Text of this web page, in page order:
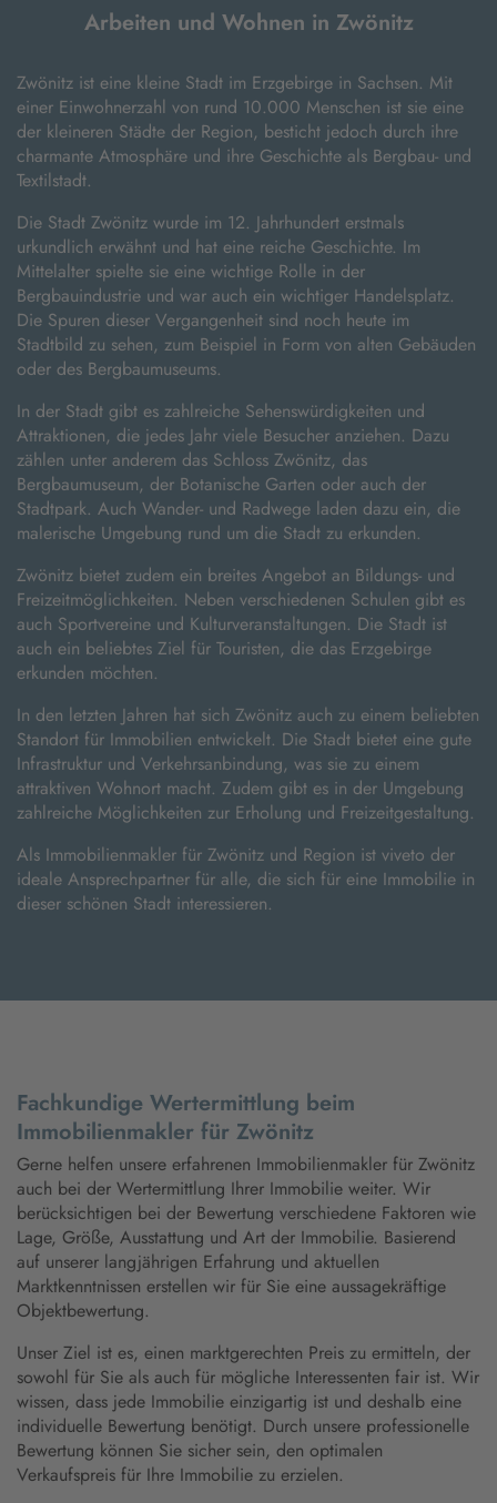
Arbeiten und Wohnen in Zwönitz
Zwönitz ist eine kleine Stadt im Erzgebirge in Sachsen. Mit
einer Einwohnerzahl von rund 10.000 Menschen ist sie eine
der kleineren Städte der Region, besticht jedoch durch ihre
charmante Atmosphäre und ihre Geschichte als Bergbau- und
Textilstadt.
Die Stadt Zwönitz wurde im 12. Jahrhundert erstmals
urkundlich erwähnt und hat eine reiche Geschichte. Im
Mittelalter spielte sie eine wichtige Rolle in der
Bergbauindustrie und war auch ein wichtiger Handelsplatz.
Die Spuren dieser Vergangenheit sind noch heute im
Stadtbild zu sehen, zum Beispiel in Form von alten Gebäuden
oder des Bergbaumuseums.
In der Stadt gibt es zahlreiche Sehenswürdigkeiten und
Attraktionen, die jedes Jahr viele Besucher anziehen. Dazu
zählen unter anderem das Schloss Zwönitz, das
Bergbaumuseum, der Botanische Garten oder auch der
Stadtpark. Auch Wander- und Radwege laden dazu ein, die
malerische Umgebung rund um die Stadt zu erkunden.
Zwönitz bietet zudem ein breites Angebot an Bildungs- und
Freizeitmöglichkeiten. Neben verschiedenen Schulen gibt es
auch Sportvereine und Kulturveranstaltungen. Die Stadt ist
auch ein beliebtes Ziel für Touristen, die das Erzgebirge
erkunden möchten.
In den letzten Jahren hat sich Zwönitz auch zu einem beliebten
Standort für Immobilien entwickelt. Die Stadt bietet eine gute
Infrastruktur und Verkehrsanbindung, was sie zu einem
attraktiven Wohnort macht. Zudem gibt es in der Umgebung
zahlreiche Möglichkeiten zur Erholung und Freizeitgestaltung.
Als Immobilienmakler für Zwönitz und Region ist viveto der
ideale Ansprechpartner für alle, die sich für eine Immobilie in
dieser schönen Stadt interessieren.
Fachkundige Wertermittlung beim
Immobilienmakler für Zwönitz
Gerne helfen unsere erfahrenen Immobilienmakler für Zwönitz
auch bei der Wertermittlung Ihrer Immobilie weiter. Wir
berücksichtigen bei der Bewertung verschiedene Faktoren wie
Lage, Größe, Ausstattung und Art der Immobilie. Basierend
auf unserer langjährigen Erfahrung und aktuellen
Marktkenntnissen erstellen wir für Sie eine aussagekräftige
Objektbewertung.
Unser Ziel ist es, einen marktgerechten Preis zu ermitteln, der
sowohl für Sie als auch für mögliche Interessenten fair ist. Wir
wissen, dass jede Immobilie einzigartig ist und deshalb eine
individuelle Bewertung benötigt. Durch unsere professionelle
Bewertung können Sie sicher sein, den optimalen
Verkaufspreis für Ihre Immobilie zu erzielen.